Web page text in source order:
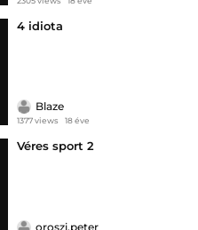
4 idiota
Blaze
1377 views 18 éve
Véres sport 2
oroszi.peter